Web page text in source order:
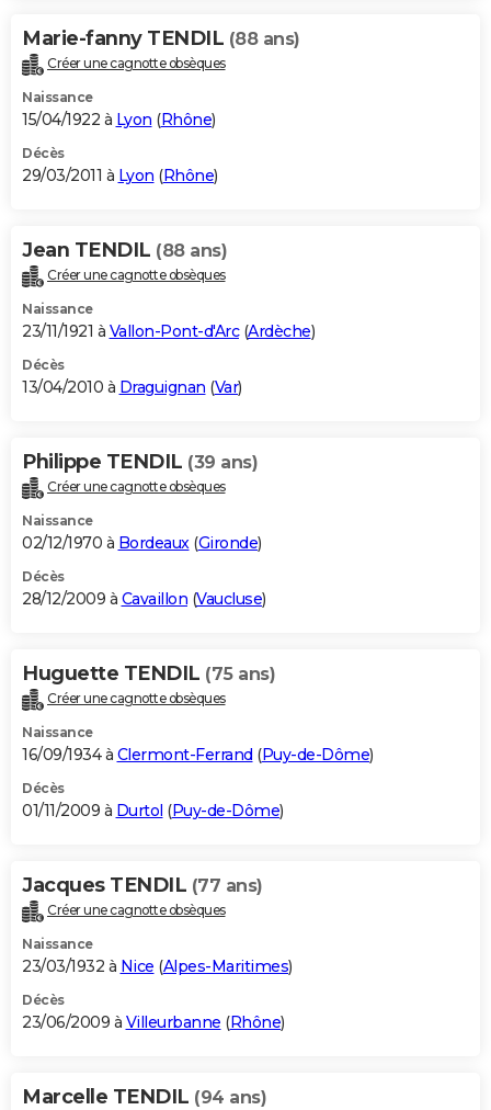
Marie-fanny TENDIL (88 ans)
Créer une cagnotte obsèques
Naissance
15/04/1922 à Lyon (Rhône)
Décès
29/03/2011 à Lyon (Rhône)
Jean TENDIL (88 ans)
Créer une cagnotte obsèques
Naissance
23/11/1921 à Vallon-Pont-d'Arc(Ardèche)
Décès
13/04/2010 à Draguignan (Var)
Philippe TENDIL (39 ans)
Créer une cagnotte obsèques
Naissance
02/12/1970 à Bordeaux(Gironde)
Décès
28/12/2009 à Cavaillon (Vaucluse)
Huguette TENDIL (75 ans)
Créer une cagnotte obsèques
Naissance
16/09/1934 à Clermont-Ferrand (Puy-de-Dôme)
Décès
01/11/2009 à Durtol (Puy-de-Dôme)
Jacques TENDIL (77 ans)
Créer une cagnotte obsèques
Naissance
23/03/1932 à Nice (Alpes-Maritimes)
Décès
23/06/2009 à Villeurbanne (Rhône)
Marcelle TENDIL (94 ans)